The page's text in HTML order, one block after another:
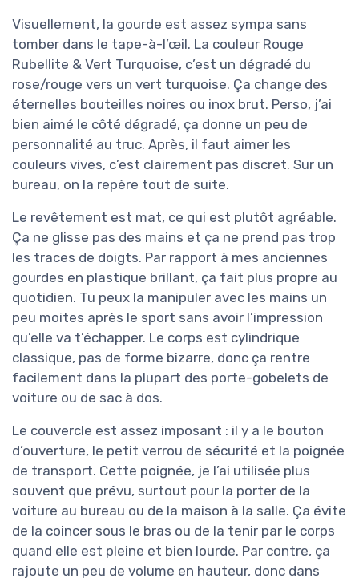
Visuellement, la gourde est assez sympa sans
tomber dans le tape-à-l’œil. La couleur Rouge
Rubellite & Vert Turquoise, c’est un dégradé du
rose/rouge vers un vert turquoise. Ça change des
éternelles bouteilles noires ou inox brut. Perso, j’ai
bien aimé le côté dégradé, ça donne un peu de
personnalité au truc. Après, il faut aimer les
couleurs vives, c’est clairement pas discret. Sur un
bureau, on la repère tout de suite.
Le revêtement est mat, ce qui est plutôt agréable.
Ça ne glisse pas des mains et ça ne prend pas trop
les traces de doigts. Par rapport à mes anciennes
gourdes en plastique brillant, ça fait plus propre au
quotidien. Tu peux la manipuler avec les mains un
peu moites après le sport sans avoir l’impression
qu’elle va t’échapper. Le corps est cylindrique
classique, pas de forme bizarre, donc ça rentre
facilement dans la plupart des porte-gobelets de
voiture ou de sac à dos.
Le couvercle est assez imposant : il y a le bouton
d’ouverture, le petit verrou de sécurité et la poignée
de transport. Cette poignée, je l’ai utilisée plus
souvent que prévu, surtout pour la porter de la
voiture au bureau ou de la maison à la salle. Ça évite
de la coincer sous le bras ou de la tenir par le corps
quand elle est pleine et bien lourde. Par contre, ça
rajoute un peu de volume en hauteur, donc dans